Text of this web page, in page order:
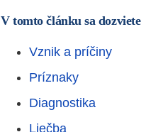
V tomto článku sa dozviete
Vznik a príčiny
Príznaky
Diagnostika
Liečba